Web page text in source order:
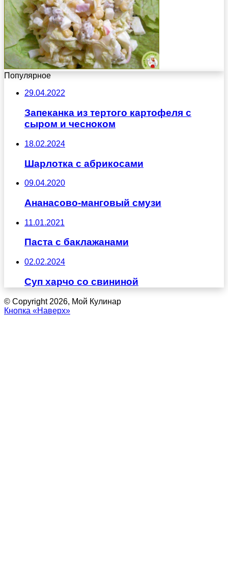
Популярное
29.04.2022
Запеканка из тертого картофеля с
сыром и чесноком
18.02.2024
Шарлотка с абрикосами
09.04.2020
Ананасово-манговый смузи
11.01.2021
Паста с баклажанами
02.02.2024
Суп харчо со свининой
© Copyright 2026, Мой Кулинар
Кнопка «Наверх»